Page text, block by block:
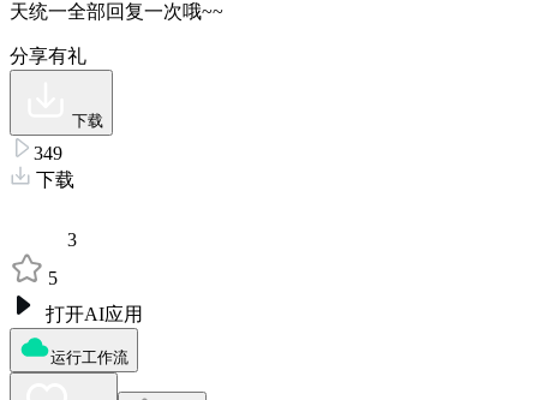
天统一全部回复一次哦~~
分享有礼
下载
349
下载
3
5
打开AI应用
运行工作流